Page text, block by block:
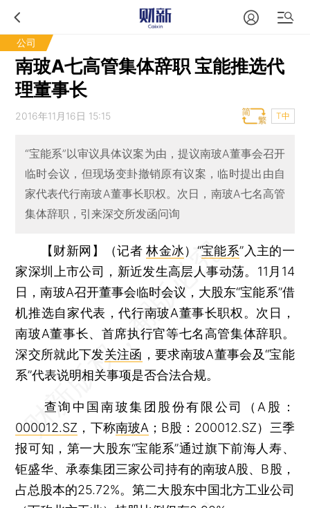
公司
南玻A七高管集体辞职 宝能推选代
理董事长
2016年11月16日 15:15 T中
“宝能系”以审议具体议案为由，提议南玻A董事会召开
临时会议，但现场变卦撤销原有议案，临时提出由自
家代表代行南玻A董事长职权。次日，南玻A七名高管
集体辞职，引来深交所发函问询
【财新网】（记者林金冰） “宝能系”入主的一
家深圳上市公司，新近发生高层人事动荡。11月14
日，南玻A召开董事会临时会议，大股东“宝能系”借
机推选自家代表，代行南玻A董事长职权。次日，
南玻A董事长、首席执行官等七名高管集体辞职。
深交所就此下发关注函 ，要求南玻A董事会及“宝能
系”代表说明相关事项是否合法合规。
查询中国南玻集团股份有限公司（A股：
000012.SZ ，下称南玻A ；B股：200012.SZ）三季
报可知，第一大股东“宝能系”通过旗下前海人寿、
钜盛华、承泰集团三家公司持有的南玻A股、B股，
占总股本的25.72%。第二大股东中国北方工业公司